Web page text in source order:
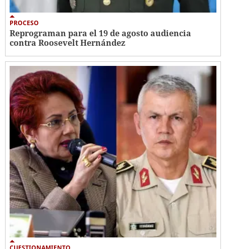
PROCESO
Reprograman para el 19 de agosto audiencia
contra Roosevelt Hernández